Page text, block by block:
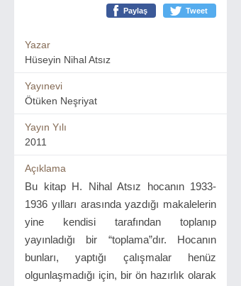
Paylaş Tweet
Yazar
Hüseyin Nihal Atsız
Yayınevi
Ötüken Neşriyat
Yayın Yılı
2011
Açıklama
Bu kitap H. Nihal Atsız hocanın 1933-
1936 yılları arasında yazdığı makalelerin
yine kendisi tarafından toplanıp
yayınladığı bir “toplama”dır. Hocanın
bunları, yaptığı çalışmalar henüz
olgunlaşmadığı için, bir ön hazırlık olarak